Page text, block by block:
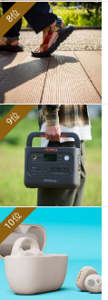
8位
9位
10位